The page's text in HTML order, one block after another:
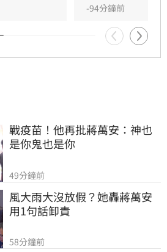
-94分鐘前
戰疫苗！他再批蔣萬安：神也
是你鬼也是你
49分鐘前
風大雨大沒放假？她轟蔣萬安
用1句話卸責
58分鐘前